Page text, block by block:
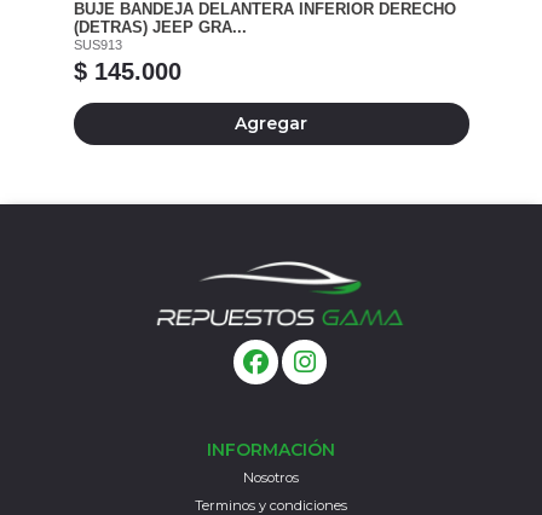
BUJE BANDEJA DELANTERA INFERIOR DERECHO
(DETRAS) JEEP GRA...
SUS913
$ 145.000
Agregar
INFORMACIÓN
Nosotros
Terminos y condiciones